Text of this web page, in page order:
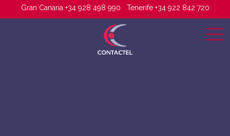
Gran Canaria +34 928 498 990 Tenerife +34 922 842 720